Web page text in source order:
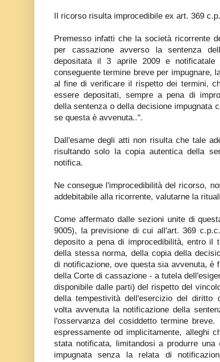
Il ricorso risulta improcedibile ex art. 369
Premesso infatti che la società ricorrente
per cassazione avverso la sentenza
depositata il 3 aprile 2009 e
conseguente termine breve per impugnare,
al fine di verificare il rispetto dei termini,
essere depositati, sempre a pena di
della sentenza o della decisione impugnata
se questa è avvenuta..".
Dall'esame degli atti non risulta che tale
risultando solo la copia autentica della
notifica.
Ne consegue l'improcedibilità del ricorso,
addebitabile alla ricorrente, valutarne la
Come affermato dalle sezioni unite di
9005), la previsione di cui all'art. 369
deposito a pena di improcedibilità, entro il
della stessa norma, della copia della
di notificazione, ove questa sia avvenuta, è
della Corte di cassazione - a tutela
disponibile dalle parti) del rispetto del
della tempestività dell'esercizio del diritto
volta avvenuta la notificazione della
l'osservanza del cosiddetto termine
espressamente od implicitamente, alleghi
stata notificata, limitandosi a produrre una
impugnata senza la relata di